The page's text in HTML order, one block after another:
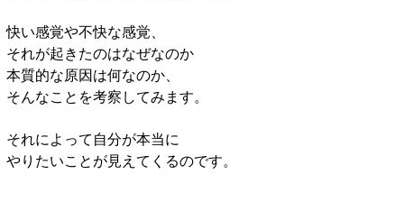
快い感覚や不快な感覚、
それが起きたのはなぜなのか
本質的な原因は何なのか、
そんなことを考察してみます。
それによって自分が本当に
やりたいことが見えてくるのです。